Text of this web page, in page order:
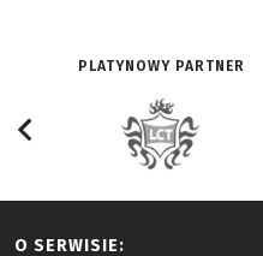
PLATYNOWY PARTNER
O SERWISIE: